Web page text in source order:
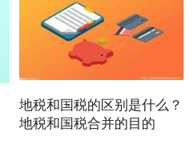
地税和国税的区别是什么？
地税和国税合并的目的